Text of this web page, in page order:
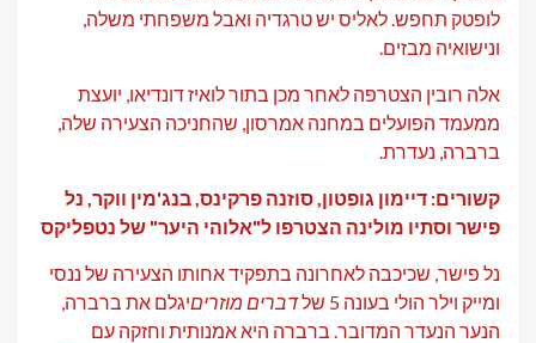
לופטק תחפש. לאליס יש טרגדיה ואבל משפחתי משלה,
ונישואיה מבזים.
אלה רובין הצטרפה לאחר מכן בתור לואיז דונדיאו, יועצת
ממעמד הפועלים במחנה אמרסון, שהחניכה הצעירה שלה,
ברברה, נעדרת.
קשורים: דיימון גופטון, סוזנה פרקינס, בנג'מין ווקר, נל
פישר וסתיו מולינה הצטרפו ל"אלוהי היער" של נטפליקס
נל פישר, שכיכבה לאחרונה בתפקיד אחותו הצעירה של ננסי
ומייק וילר הולי בעונה 5 של
דברים מוזריםיגלם את ברברה,
הנער הנעדר המדובר. ברברה היא אמנותית וחזקה עם